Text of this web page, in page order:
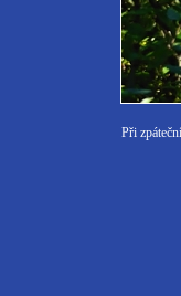
Při